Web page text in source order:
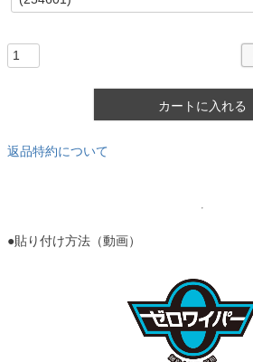
必
カートに入れる
返品特約について
●貼り付け方法（動画）